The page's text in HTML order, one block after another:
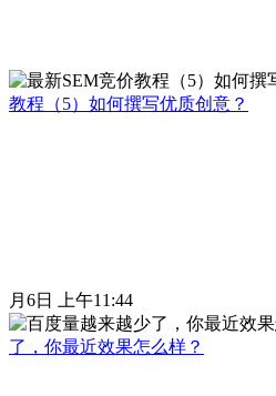
教程（5）如何撰写优质创意？
月6日 上午11:44
了，你最近效果怎么样？